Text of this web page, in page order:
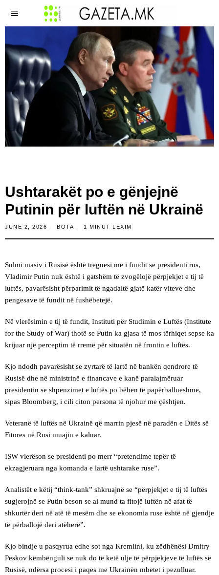
Ushtarakët po e gënjejnë
Putinin për luftën në Ukrainë
JUNE 2, 2026 BOTA 1 MINUT LEXIM
Sulmi masiv i Rusisë është treguesi më i fundit se presidenti rus,
Vladimir Putin nuk është i gatshëm të zvogëlojë përpjekjet e tij të
luftës, pavarësisht përparimit të ngadaltë gjatë katër viteve dhe
pengesave të fundit në fushëbetejë.
Në vlerësimin e tij të fundit, Instituti për Studimin e Luftës (Institute
for the Study of War) thotë se Putin ka gjasa të mos tërhiqet sepse ka
krijuar një perceptim të rremë për situatën në frontin e luftës.
Kjo ndodh pavarësisht se zyrtarë të lartë në bankën qendrore të
Rusisë dhe në ministrinë e financave e kanë paralajmëruar
presidentin se shpenzimet e luftës po bëhen të papërballueshme,
sipas Bloomberg, i cili citon persona të njohur me çështjen.
Veteranë të luftës në Ukrainë që marrin pjesë në paradën e Ditës së
Fitores në Rusi muajin e kaluar.
ISW vlerëson se presidenti po merr “pretendime tepër të
ekzagjeruara nga komanda e lartë ushtarake ruse”.
Analistët e këtij “think-tank” shkruajnë se “përpjekjet e tij të luftës
sugjerojnë se Putin beson se ai mund ta fitojë luftën në afat të
shkurtër deri në atë të mesëm dhe se ekonomia ruse është në gjendje
të përballojë deri atëherë”.
Kjo bindje u pasqyrua edhe sot nga Kremlini, ku zëdhënësi Dmitry
Peskov këmbënguli se nuk do të ketë ulje të përpjekjeve të luftës së
Rusisë, ndërsa procesi i paqes me Ukrainën mbetet i pezulluar.